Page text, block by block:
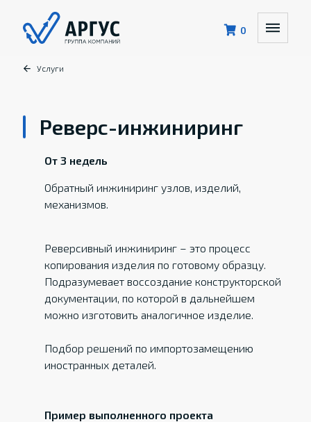
0
Услуги
Реверс-инжиниринг
От 3 недель
Обратный инжиниринг узлов, изделий,
механизмов.
Реверсивный инжиниринг – это процесс
копирования изделия по готовому образцу.
Подразумевает воссоздание конструкторской
документации, по которой в дальнейшем
можно изготовить аналогичное изделие.
Подбор решений по импортозамещению
иностранных деталей.
Пример выполненного проекта